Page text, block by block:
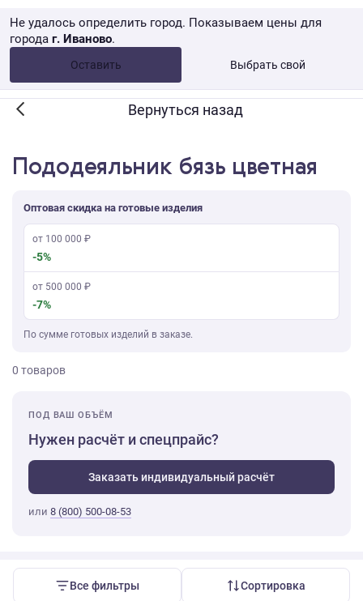
Не удалось определить город. Показываем цены для
города г. Иваново.
Оставить Выбрать свой
от 10 000 ₽ Розница → WB
Вернуться назад
Пододеяльник бязь цветная
Оптовая скидка на готовые изделия
от 100 000 ₽
-5%
от 500 000 ₽
-7%
По сумме готовых изделий в заказе.
0 товаров
ПОД ВАШ ОБЪЁМ
Нужен расчёт и спецпрайс?
Заказать индивидуальный расчёт
или 8 (800) 500-08-53
Все фильтры Сортировка